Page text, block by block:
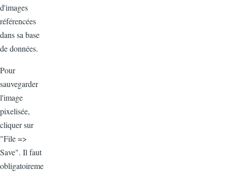
d'images
référencées
dans sa base
de données.
Pour
sauvegarder
l'image
pixelisée,
cliquer sur
"File =>
Save". Il faut
obligatoireme